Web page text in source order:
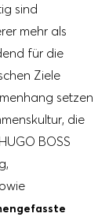
sind
mehr als
für die
Ziele
setzen
die
BOSS